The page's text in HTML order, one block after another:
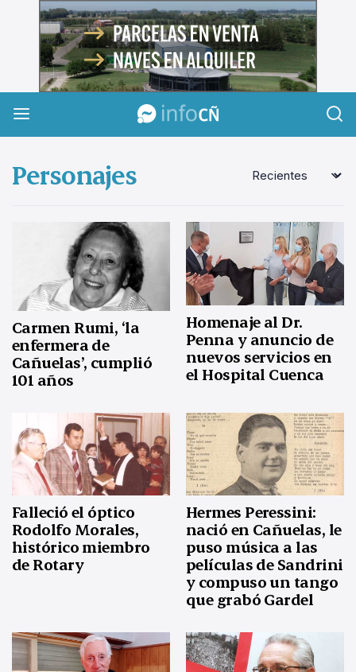
InfoCañuelas
Personajes
Carmen Rumi, ‘la
enfermera de
Cañuelas’, cumplió
101 años
Homenaje al Dr.
Penna y anuncio de
nuevos servicios en
el Hospital Cuenca
Falleció el óptico
Rodolfo Morales,
histórico miembro
de Rotary
Hermes Peressini:
nació en Cañuelas, le
puso música a las
películas de Sandrini
y compuso un tango
que grabó Gardel